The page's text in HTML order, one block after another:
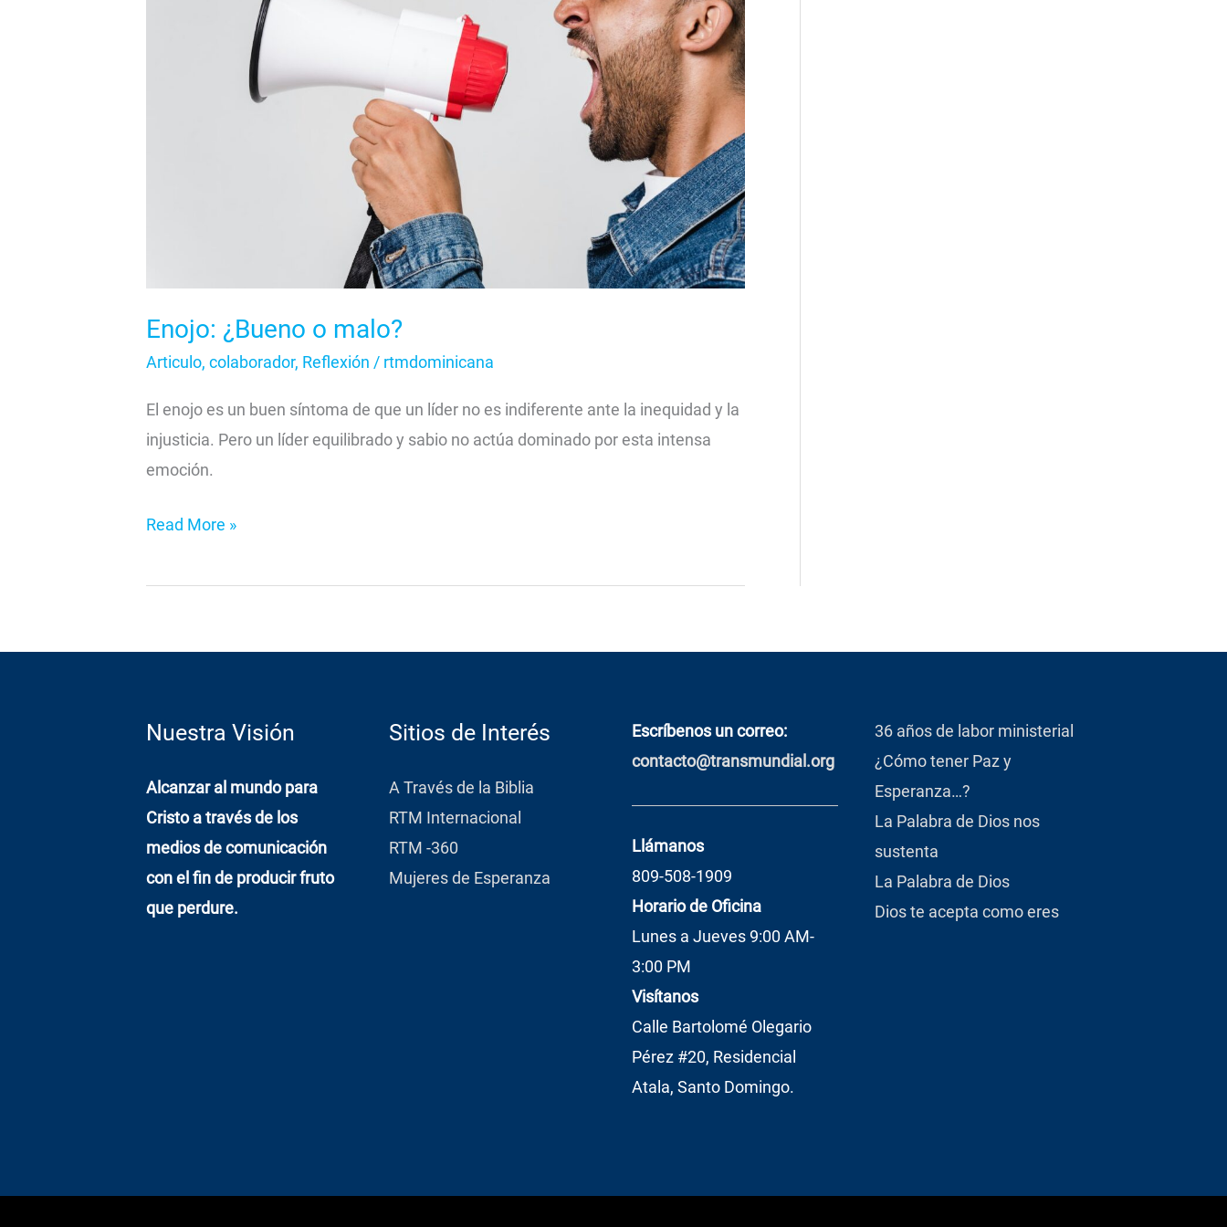
Enojo: ¿Bueno o malo?
Articulo, colaborador, Reflexión / rtmdominicana
El enojo es un buen síntoma de que un líder no es indiferente ante la inequidad y la
injusticia. Pero un líder equilibrado y sabio no actúa dominado por esta intensa
emoción.
Read More »
Nuestra Visión
Alcanzar al mundo para
Cristo a través de los
medios de comunicación
con el fin de producir fruto
que perdure.
Sitios de Interés
A Través de la Biblia
RTM Internacional
RTM -360
Mujeres de Esperanza
Escríbenos un correo:
contacto@transmundial.org
Llámanos
809-508-1909
Horario de Oficina
Lunes a Jueves 9:00 AM-
3:00 PM
Visítanos
Calle Bartolomé Olegario
Pérez #20, Residencial
Atala, Santo Domingo.
36 años de labor ministerial
¿Cómo tener Paz y
Esperanza…?
La Palabra de Dios nos
sustenta
La Palabra de Dios
Dios te acepta como eres